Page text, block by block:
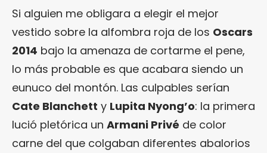
Si alguien me obligara a elegir el mejor
vestido sobre la alfombra roja de los Oscars
2014 bajo la amenaza de cortarme el pene,
lo más probable es que acabara siendo un
eunuco del montón. Las culpables serían
Cate Blanchett y Lupita Nyong’o: la primera
lució pletórica un Armani Privé de color
carne del que colgaban diferentes abalorios